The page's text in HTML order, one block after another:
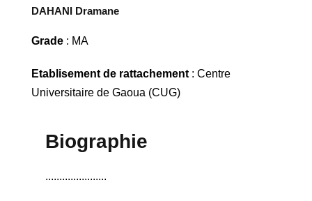
DAHANI Dramane
Grade: MA
Etablisement de rattachement: Centre
Universitaire de Gaoua (CUG)
Biographie
......................